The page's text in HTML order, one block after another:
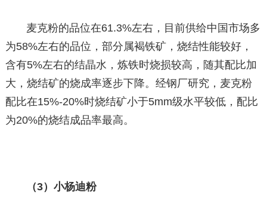
麦克粉的品位在61.3%左右，目前供给中国市场多
为58%左右的品位，部分属褐铁矿，烧结性能较好，
含有5%左右的结晶水，炼铁时烧损较高，随其配比加
大，烧结矿的烧成率逐步下降。经钢厂研究，麦克粉
配比在15%-20%时烧结矿小于5mm级水平较低，配比
为20%的烧结成品率最高。
（3）小杨迪粉